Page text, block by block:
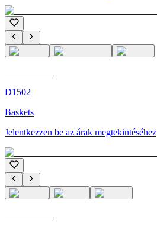
D1502
Baskets
Jelentkezzen be az árak megtekintéséhez